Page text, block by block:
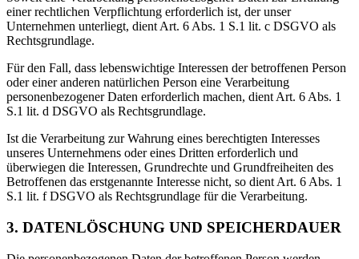
einer rechtlichen Verpflichtung erforderlich ist, der unser
Unternehmen unterliegt, dient Art. 6 Abs. 1 S.1 lit. c DSGVO als
Rechtsgrundlage.
Für den Fall, dass lebenswichtige Interessen der betroffenen Person
oder einer anderen natürlichen Person eine Verarbeitung
personenbezogener Daten erforderlich machen, dient Art. 6 Abs. 1
S.1 lit. d DSGVO als Rechtsgrundlage.
Ist die Verarbeitung zur Wahrung eines berechtigten Interesses
unseres Unternehmens oder eines Dritten erforderlich und
überwiegen die Interessen, Grundrechte und Grundfreiheiten des
Betroffenen das erstgenannte Interesse nicht, so dient Art. 6 Abs. 1
S.1 lit. f DSGVO als Rechtsgrundlage für die Verarbeitung.
3. DATENLÖSCHUNG UND SPEICHERDAUER